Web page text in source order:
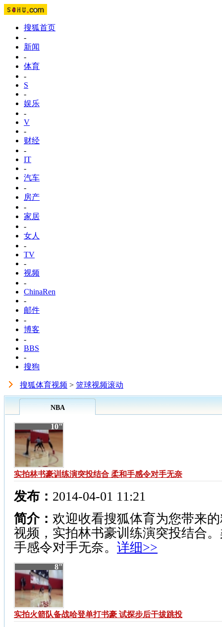
搜狐首页
-
新闻
-
体育
-
S
-
娱乐
-
V
-
财经
-
IT
-
汽车
-
房产
-
家居
-
女人
-
TV
-
视频
-
ChinaRen
-
邮件
-
博客
-
BBS
-
搜狗
搜狐体育视频 > 篮球视频滚动
NBA
10"
实拍林书豪训练演突投结合 柔和手感令对手无奈
发布： 2014-04-01 11:21
简介： 欢迎收看搜狐体育为您带来
视频，实拍林书豪训练演突投结合
手感令对手无奈。 详细>>
8"
实拍火箭队备战哈登单打书豪 试探步后干拔跳投